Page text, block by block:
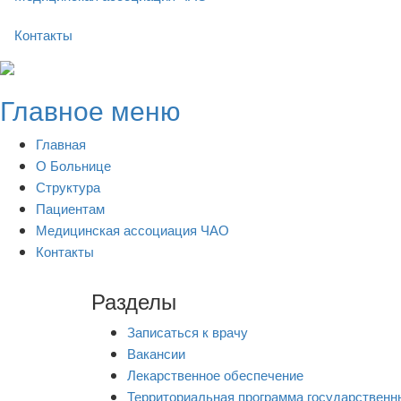
Контакты
Skip
content
Главное меню
Главная
О Больнице
Структура
Пациентам
Медицинская ассоциация ЧАО
Контакты
Разделы
Записаться к врачу
Вакансии
Лекарственное обеспечение
Территориальная программа